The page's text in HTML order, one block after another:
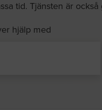
tid. Tjänsten är också
hjälp med